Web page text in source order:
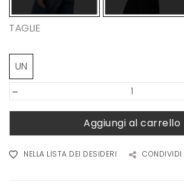
TAGLIE
UN
-
Aggiungi al carrello
NELLA LISTA DEI DESIDERI CONDIVIDI